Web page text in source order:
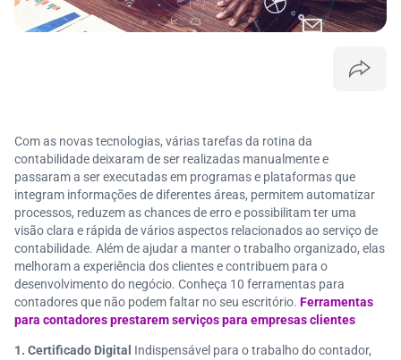
Com as novas tecnologias, várias tarefas da rotina da
contabilidade deixaram de ser realizadas manualmente e
passaram a ser executadas em programas e plataformas que
integram informações de diferentes áreas, permitem automatizar
processos, reduzem as chances de erro e possibilitam ter uma
visão clara e rápida de vários aspectos relacionados ao serviço de
contabilidade. Além de ajudar a manter o trabalho organizado, elas
melhoram a experiência dos clientes e contribuem para o
desenvolvimento do negócio. Conheça 10 ferramentas para
contadores que não podem faltar no seu escritório. Ferramentas
para contadores prestarem serviços para empresas clientes
1. Certificado Digital Indispensável para o trabalho do contador,